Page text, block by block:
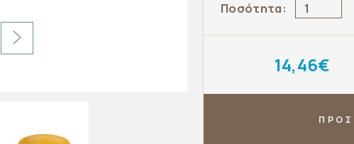
Ποσότητα:
14,46€